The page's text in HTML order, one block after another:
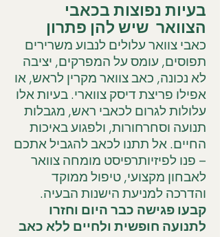
בעיות נפוצות בכאבי
הצוואר שיש להן פתרון
כאבי צוואר עלולים לנבוע משרירים
תפוסים, עומס על המפרקים, יציבה
לא נכונה, כאב צוואר מקרין לראש, או
אפילו פריצת דיסק צווארי. בעיות אלו
עלולות לגרום לכאבי ראש, מגבלות
תנועה וסחרחורות, ולפגוע באיכות
החיים. אל תתנו לכאב להגביל אתכם
– פנו לפיזיותרפיסט מומחה צוואר
לאבחון מקצועי, טיפול ממוקד
והדרכה למניעת הישנות הבעיה.
קבעו פגישה כבר היום וחזרו
לתנועה חופשית ולחיים ללא כאב